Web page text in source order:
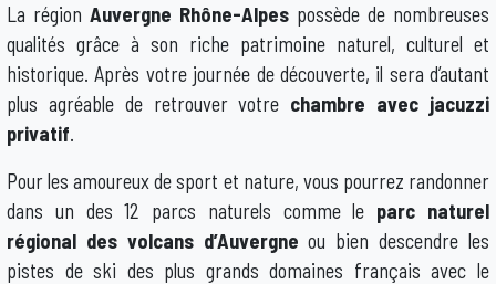
La région Auvergne Rhône-Alpes possède de nombreuses
qualités grâce à son riche patrimoine naturel, culturel et
historique. Après votre journée de découverte, il sera d’autant
plus agréable de retrouver votre chambre avec jacuzzi
privatif.
Pour les amoureux de sport et nature, vous pourrez randonner
dans un des 12 parcs naturels comme le parc naturel
régional des volcans d’Auvergne ou bien descendre les
pistes de ski des plus grands domaines français avec le